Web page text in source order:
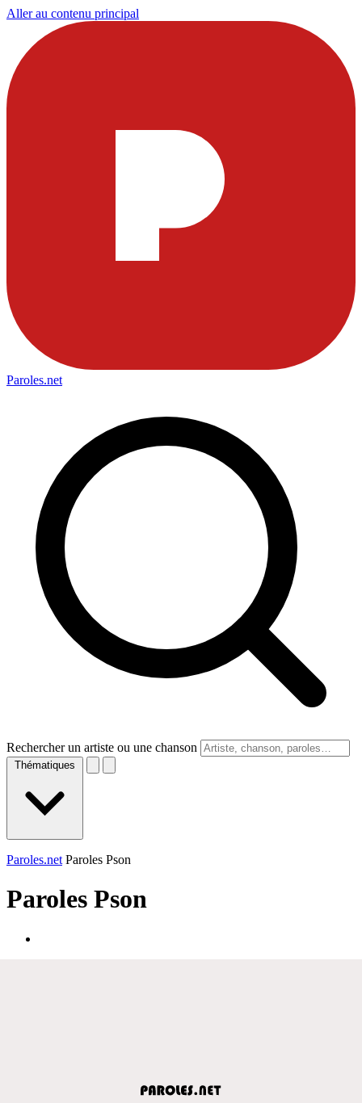
Aller au contenu principal
Paroles.net
Rechercher un artiste ou une chanson
Thématiques
Paroles.net Paroles Pson
Paroles Pson